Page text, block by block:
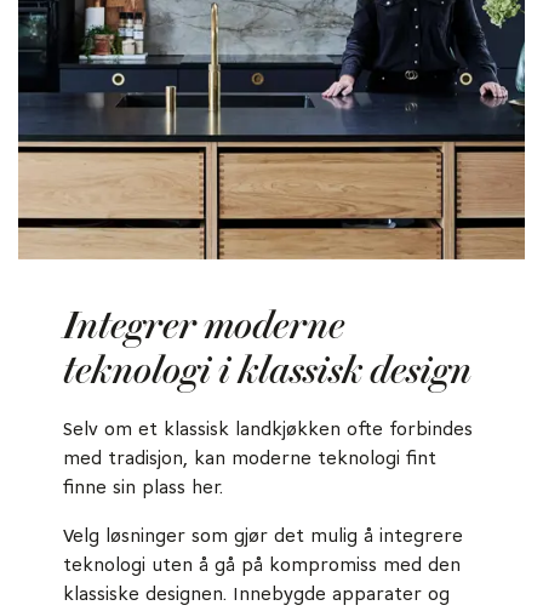
Integrer moderne
teknologi i klassisk design
Selv om et klassisk landkjøkken ofte forbindes
med tradisjon, kan moderne teknologi fint
finne sin plass her.
Velg løsninger som gjør det mulig å integrere
teknologi uten å gå på kompromiss med den
klassiske designen. Innebygde apparater og